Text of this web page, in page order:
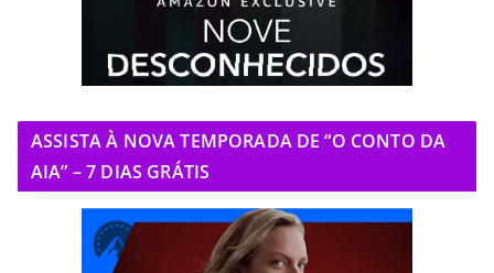
ASSISTA À NOVA TEMPORADA DE “O CONTO DA
AIA” – 7 DIAS GRÁTIS